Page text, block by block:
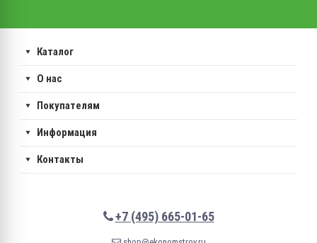
Каталог
О нас
Покупателям
Информация
Контакты
+7 (495) 665-01-65